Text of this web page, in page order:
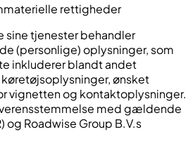
rettigheder
sine tjenester behandler
(personlige) oplysninger, som
inkluderer blandt andet
ønsket
vignetten og kontaktoplysninger.
med gældende
og Roadwise Group B.V.s